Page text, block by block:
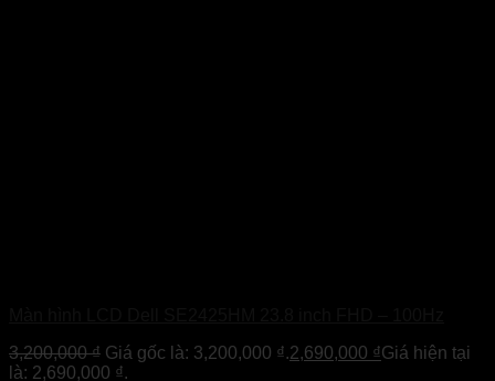
3,200,000₫ Giá gốc là: 3,200,000 ₫.2,690,000 ₫Giá hiện tại
là: 2,690,000 ₫.